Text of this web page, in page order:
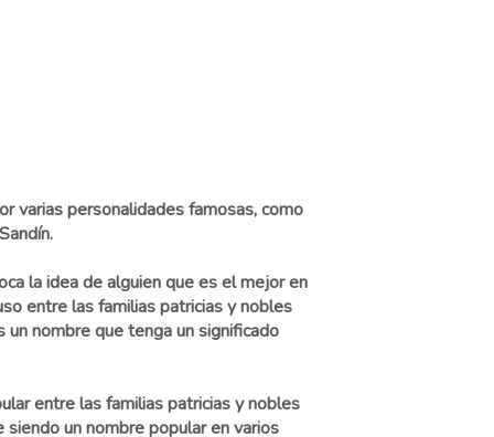
varias personalidades famosas, como
la idea de alguien que es el mejor en
entre las familias patricias y nobles
nombre que tenga un significado
entre las familias patricias y nobles
un nombre popular en varios